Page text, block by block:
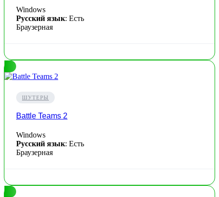
Windows
Русский язык: Есть
Браузерная
ШУТЕРЫ
Battle Teams 2
Windows
Русский язык: Есть
Браузерная